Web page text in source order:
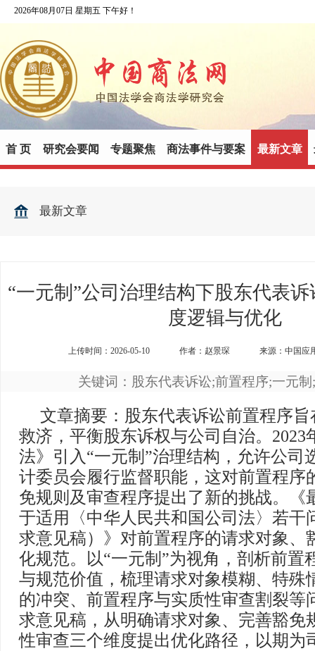
2026年08月07日 星期五 下午好！
首 页 研究会要闻 专题聚焦 商法事件与要案 最新文章
最新文章
“一元制”公司治理结构下股东代表
度逻辑与优化
上传时间：2026-05-10 作者：赵景琛 来源：中国应
关键词：股东代表诉讼;前置程序;一元
文章摘要：股东代表诉讼前置程序
救济，平衡股东诉权与公司自治。2023
法》引入“一元制”治理结构，允许公司
计委员会履行监督职能，这对前置程序
免规则及审查程序提出了新的挑战。《
于适用〈中华人民共和国公司法〉若干
求意见稿）》对前置程序的请求对象、
化规范。以“一元制”为视角，剖析前置
与规范价值，梳理请求对象模糊、特殊
的冲突、前置程序与实质性审查割裂等
求意见稿，从明确请求对象、完善豁免
性审查三个维度提出优化路径，以期为